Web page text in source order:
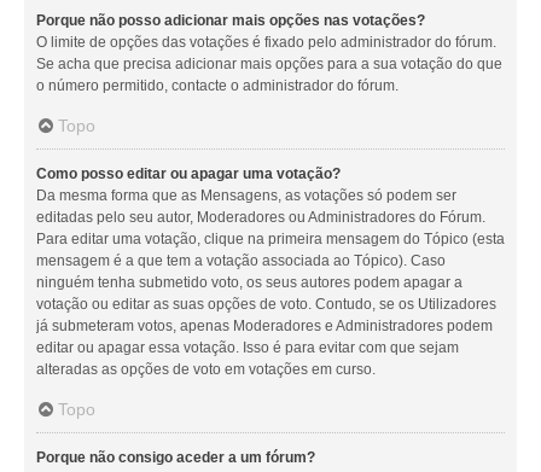
Porque não posso adicionar mais opções nas votações?
O limite de opções das votações é fixado pelo administrador do fórum.
Se acha que precisa adicionar mais opções para a sua votação do que
o número permitido, contacte o administrador do fórum.
Topo
Como posso editar ou apagar uma votação?
Da mesma forma que as Mensagens, as votações só podem ser
editadas pelo seu autor, Moderadores ou Administradores do Fórum.
Para editar uma votação, clique na primeira mensagem do Tópico (esta
mensagem é a que tem a votação associada ao Tópico). Caso
ninguém tenha submetido voto, os seus autores podem apagar a
votação ou editar as suas opções de voto. Contudo, se os Utilizadores
já submeteram votos, apenas Moderadores e Administradores podem
editar ou apagar essa votação. Isso é para evitar com que sejam
alteradas as opções de voto em votações em curso.
Topo
Porque não consigo aceder a um fórum?